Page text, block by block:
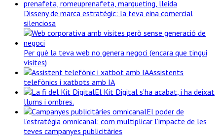
Disseny de marca estratègic: la teva eina comercial
silenciosa
Per què la teva web no genera negoci (encara que tingui
visites)
Assistents
telefònics i xatbots amb IA
El Kit Digital s’ha acabat, i ha deixat
llums i ombres.
El poder de
l’estratègia omnicanal: com multiplicar l’impacte de les
teves campanyes publicitàries